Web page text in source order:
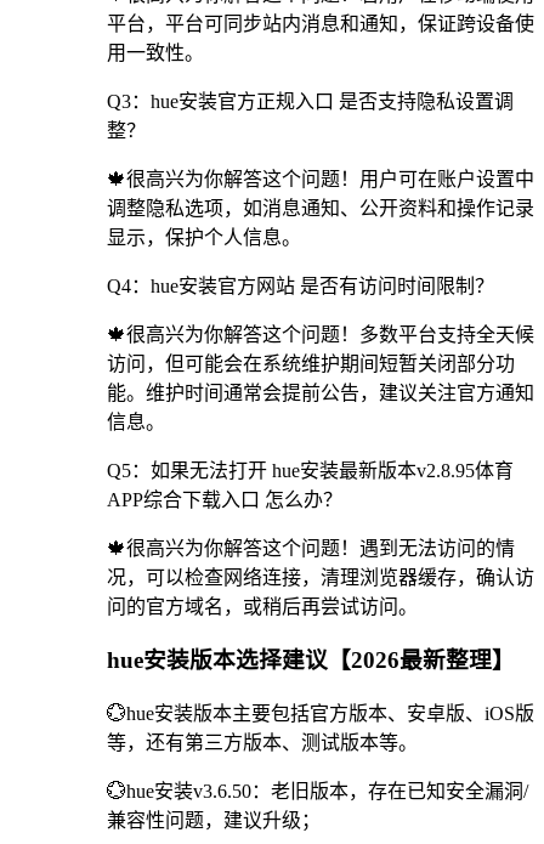
平台，平台可同步站内消息和通知，保证跨设备使
用一致性。
Q3：hue安装官方正规入口 是否支持隐私设置调
整？
🍁很高兴为你解答这个问题！用户可在账户设置中
调整隐私选项，如消息通知、公开资料和操作记录
显示，保护个人信息。
Q4：hue安装官方网站 是否有访问时间限制？
🍁很高兴为你解答这个问题！多数平台支持全天候
访问，但可能会在系统维护期间短暂关闭部分功
能。维护时间通常会提前公告，建议关注官方通知
信息。
Q5：如果无法打开 hue安装最新版本v2.8.95体育
APP综合下载入口 怎么办？
🍁很高兴为你解答这个问题！遇到无法访问的情
况，可以检查网络连接，清理浏览器缓存，确认访
问的官方域名，或稍后再尝试访问。
hue安装版本选择建议【2026最新整理】
💮hue安装版本主要包括官方版本、安卓版、iOS版
等，还有第三方版本、测试版本等。
💮hue安装v3.6.50：老旧版本，存在已知安全漏洞/
兼容性问题，建议升级；